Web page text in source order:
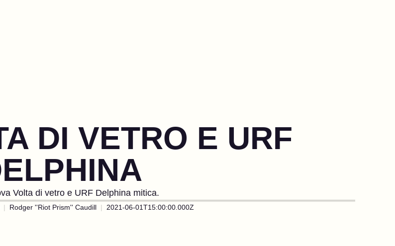
DI VETRO E URF
Volta di vetro e URF Delphina mitica.
Rodger ''Riot Prism'' Caudill 2021-06-01T15:00:00.000Z